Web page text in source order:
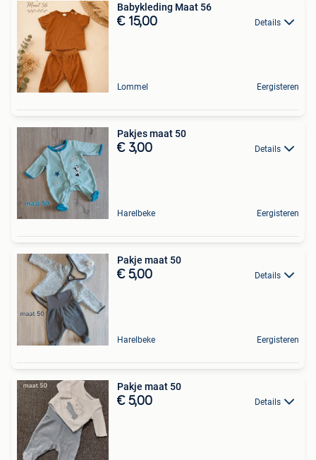
Babykleding Maat 56
€ 15,00 Details
Lommel Eergisteren
Pakjes maat 50
€ 3,00 Details
Harelbeke Eergisteren
Pakje maat 50
€ 5,00 Details
Harelbeke Eergisteren
Pakje maat 50
€ 5,00 Details